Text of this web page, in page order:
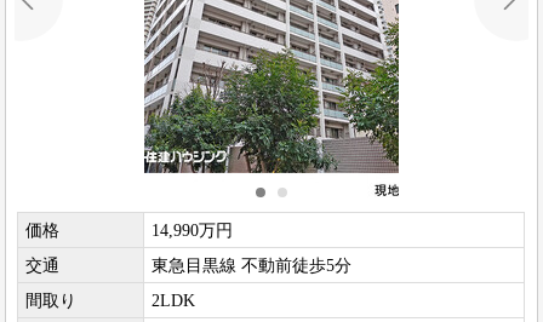
価格
14,990万円
交通
東急目黒線 不動前徒歩5分
間取り
2LDK